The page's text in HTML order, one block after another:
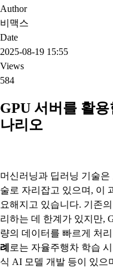
Author
비맥스
Date
2025-08-19 15:55
Views
584
GPU 서버를 활
나리오
머신러닝과 딥러닝 기술은
술로 자리잡고 있으며, 이
요해지고 있습니다. 기존
리하는 데 한계가 있지만,
량의 데이터를 빠르게 처
례 로는 자율주행차 학습
식 AI 모델 개발 등이 있으